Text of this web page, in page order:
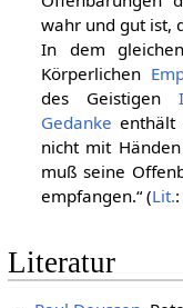
Offenbarungen
wahr und gut ist,
In dem
Körperlichen
des Geistigen
Gedankeenthält
nicht mit
muß seine
Literatur